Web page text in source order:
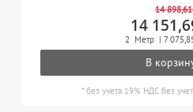
14
14
2 Метр | 7
В
*без учета 19% НДС без